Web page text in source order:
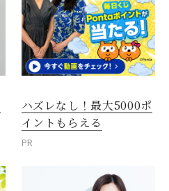
ハズレなし！最大5000ポ
イントもらえる
PR